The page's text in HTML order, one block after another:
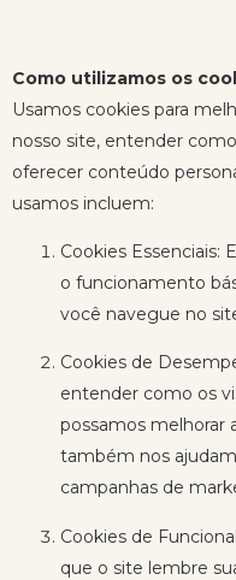
Como utilizamos os
Usamos cookies para
nosso site, entender
oferecer conteúdo
usamos incluem:
Cookies Essenciais:
o funcionamento
você navegue no
Cookies de
entender como os
possamos melhorar
também nos
campanhas de
Cookies de
que o site lembre